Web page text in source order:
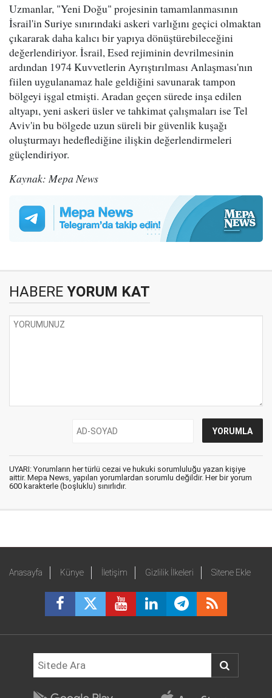
Uzmanlar, "Yeni Doğu" projesinin tamamlanmasının
İsrail'in Suriye sınırındaki askeri varlığını geçici olmaktan
çıkararak daha kalıcı bir yapıya dönüştürebileceğini
değerlendiriyor. İsrail, Esed rejiminin devrilmesinin
ardından 1974 Kuvvetlerin Ayrıştırılması Anlaşması'nın
fiilen uygulanamaz hale geldiğini savunarak tampon
bölgeyi işgal etmişti. Aradan geçen sürede inşa edilen
altyapı, yeni askeri üsler ve tahkimat çalışmaları ise Tel
Aviv'in bu bölgede uzun süreli bir güvenlik kuşağı
oluşturmayı hedeflediğine ilişkin değerlendirmeleri
güçlendiriyor.
Kaynak: Mepa News
HABERE YORUM KAT
UYARI: Yorumların her türlü cezai ve hukuki sorumluluğu yazan kişiye
aittir. Mepa News, yapılan yorumlardan sorumlu değildir. Her bir yorum
600 karakterle (boşluklu) sınırlıdır.
Anasayfa Künye İletişim Gizlilik İlkeleri Sitene Ekle